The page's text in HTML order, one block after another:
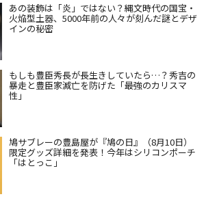
あの装飾は「炎」ではない？縄文時代の国宝・
火焔型土器、5000年前の人々が刻んだ謎とデザ
インの秘密
もしも豊臣秀長が長生きしていたら…？秀吉の
暴走と豊臣家滅亡を防げた「最強のカリスマ
性」
鳩サブレーの豊島屋が『鳩の日』（8月10日）
限定グッズ詳細を発表！今年はシリコンポーチ
「はとっこ」